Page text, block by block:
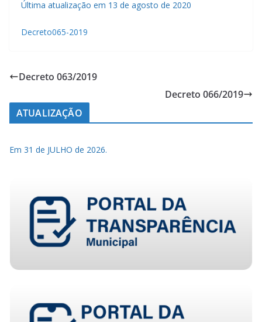
Última atualização em 13 de agosto de 2020
Decreto065-2019
Decreto 063/2019
Decreto 066/2019
ATUALIZAÇÃO
Em 31 de JULHO de 2026.